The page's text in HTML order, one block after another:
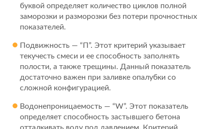
буквой определяет количество циклов полной
заморозки и разморозки без потери прочностных
показателей.
Подвижность — “П”. Этот критерий указывает
текучесть смеси и ее способность заполнять
полости, а также трещины. Данный показатель
достаточно важен при заливке опалубки со
сложной конфигурацией.
Водонепроницаемость — “W”. Этот показатель
определяет способность застывшего бетона